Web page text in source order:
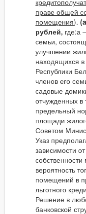
праве общей
помещения).
рублей, где:а
семьи,
улучшении
находящихся в
Республики
членов его
садовые
отчужденных в
предельный
площади
Советом
Указ
зависимости
вероятность
помещений в
льготного
Решение в
банковской